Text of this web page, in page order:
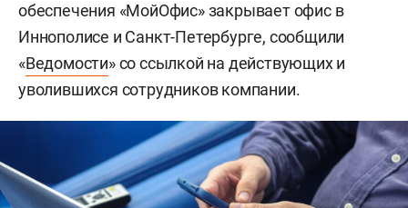
обеспечения «МойОфис» закрывает офис в
Иннополисе и Санкт-Петербурге, сообщили
«Ведомости» со ссылкой на действующих и
уволившихся сотрудников компании.